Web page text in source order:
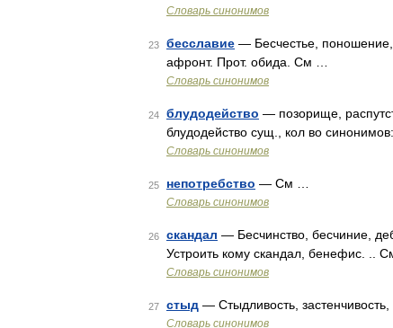
Словарь синонимов
23 бесславие — Бесчестье, поношение,
афронт. Прот. обида. См …
Словарь синонимов
24 блудодейство — позорище,
блудодейство сущ., кол во
Словарь синонимов
25 непотребство — См …
Словарь синонимов
26 скандал — Бесчинство, бесчиние,
Устроить кому скандал, бенефис. ..
Словарь синонимов
27 стыд — Стыдливость,
Словарь синонимов